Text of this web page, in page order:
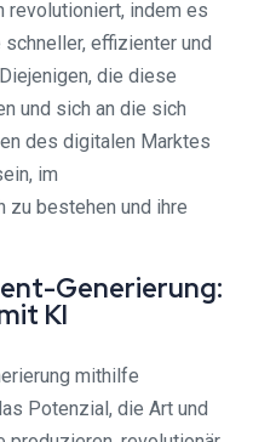
revolutioniert, indem es
effizienter und
die diese
und sich an die sich
des digitalen Marktes
im
bestehen und ihre
Generierung:
KI
mithilfe
Potenzial, die Art und